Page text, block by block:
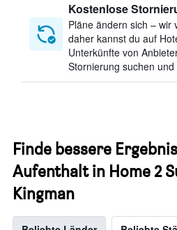
Kostenlose
Pläne ändern sich – wir
daher kannst du auf
Unterkünfte von
Stornierung suchen und
Finde bessere
Aufenthalt in Home 2
Kingman